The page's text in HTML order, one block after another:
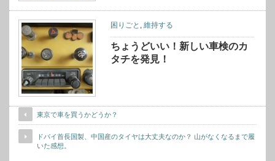
困りごと ,維持する
ちょうどいい！新しい車検のカ
タチを発見！
東京で車を買うかどうか？
ドバイ首長国製、中国産のタイヤは大丈夫なのか？ 山がなくなるまで履
いた感想。